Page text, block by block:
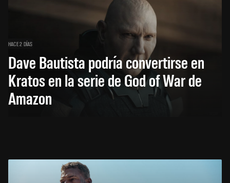
HACE 2 DÍAS
Dave Bautista podría convertirse en
Kratos en la serie de God of War de
Amazon